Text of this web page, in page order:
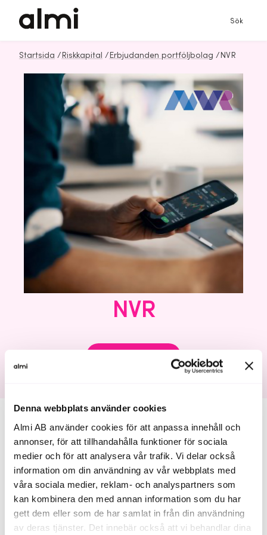
Denna webbplats använder cookies
Almi AB använder cookies för att anpassa innehåll och
annonser, för att tillhandahålla funktioner för sociala
medier och för att analysera vår trafik. Vi delar också
information om din användning av vår webbplats med
våra sociala medier, reklam- och analyspartners som
kan kombinera den med annan information som du har
gett dem eller som de har samlat in från din användning
av deras tjänster. Det innebär också att vi behandlar dina
Sök
Startsida / Riskkapital / Erbjudanden portföljbolag / NVR
NVR
Sveriges ledande plattform för ‘equity management’.
Sköt din digitala aktiebok och hantera nyemissioner,
optioner, derivat och splittar med mera.
NVR erbjuder Almi Invests portföljbolag 30% rabatt
under 24 månader, samt 2 timmar gratis onboarding.
Använd koden FRIENDOFALMI.